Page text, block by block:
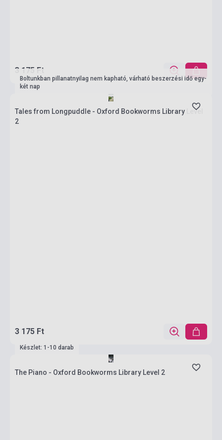
3 175 Ft
Boltunkban pillanatnyilag nem kapható, várható beszerzési idő egy-
két nap
Tales from Longpuddle - Oxford Bookworms Library Level
2
3 175 Ft
Készlet: 1-10 darab
The Piano - Oxford Bookworms Library Level 2